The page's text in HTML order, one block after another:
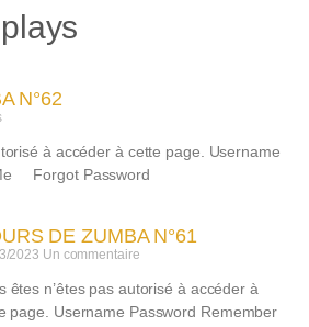
N°62
à accéder à cette page. Username
Forgot Password
DE ZUMBA N°61
2023 Un commentaire
êtes n’êtes pas autorisé à accéder à
page. Username Password Remember